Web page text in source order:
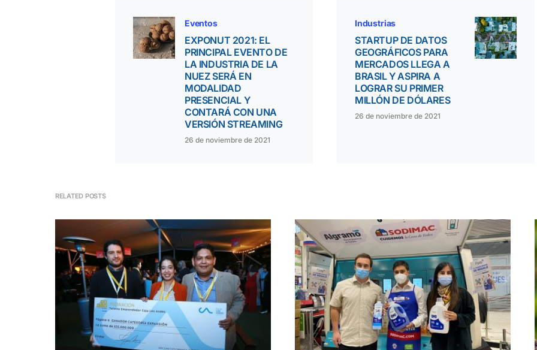
Eventos
EXPONUT 2021: EL
PRINCIPAL EVENTO DE
LA INDUSTRIA DE LA
NUEZ SERÁ EN
MODALIDAD
PRESENCIAL Y
CONTARÁ CON UNA
VERSIÓN STREAMING
26 de noviembre de 2021
Industrias
STARTUP DE DATOS
GEOGRÁFICOS PARA
MERCADOS LLEGA A
BRASIL Y ASPIRA A
LOGRAR SU PRIMER
MILLÓN DE DÓLARES
26 de noviembre de 2021
RELATED POSTS